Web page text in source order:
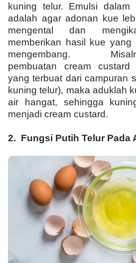
kuning telur. Emulsi dalam
adalah agar adonan kue
mengental dan
memberikan hasil kue yang
mengembang.
pembuatan cream custard
yang terbuat dari campuran
kuning telur), maka aduklah
air hangat, sehingga
menjadi cream custard.
2. Fungsi Putih Telur Pada